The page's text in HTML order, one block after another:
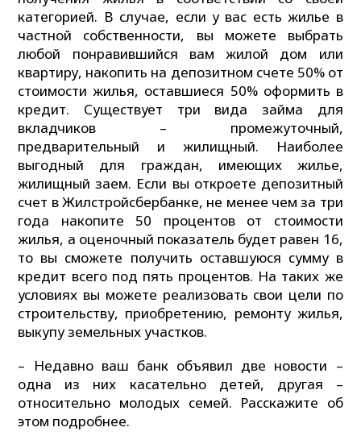
категорией. В случае, если у вас есть жилье в
частной собственности, вы можете выбрать
любой понравившийся вам жилой дом или
квартиру, накопить на депозитном счете 50% от
стоимости жилья, оставшиеся 50% оформить в
кредит. Существует три вида займа для
вкладчиков – промежуточный,
предварительный и жилищный. Наиболее
выгодный для граждан, имеющих жилье,
жилищный заем. Если вы откроете депозитный
счет в Жилстройсбербанке, не менее чем за три
года накопите 50 процентов от стоимости
жилья, а оценочный показатель будет равен 16,
то вы сможете получить оставшуюся сумму в
кредит всего под пять процентов. На таких же
условиях вы можете реализовать свои цели по
строительству, приобретению, ремонту жилья,
выкупу земельных участков.
– Недавно ваш банк объявил две новости –
одна из них касательно детей, другая –
относительно молодых семей. Расскажите об
этом подробнее.